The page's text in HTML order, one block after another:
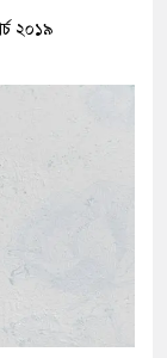
আন্দোলনে
চক্রের পাঁচ
চেয়েছে
২০১৯